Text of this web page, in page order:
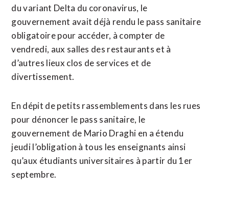
du variant Delta du coronavirus, le
gouvernement avait déjà rendu le pass sanitaire
obligatoire pour accéder, à compter de
vendredi, aux salles des restaurants et à
d’autres lieux clos de services et de
divertissement.
En dépit de petits rassemblements dans les rues
pour dénoncer le pass sanitaire, le
gouvernement de Mario Draghi en a étendu
jeudi l’obligation à tous les enseignants ainsi
qu’aux étudiants universitaires à partir du 1er
septembre.